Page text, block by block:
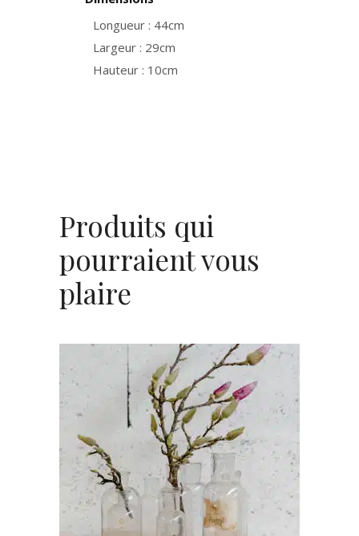
Longueur : 44cm
Largeur : 29cm
Hauteur : 10cm
Produits qui
pourraient vous
plaire
AJOUTER AU PANIER